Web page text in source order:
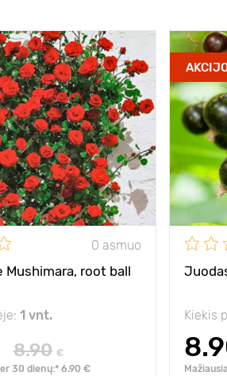
0 asmuo
Mushimara, root ball
1 vnt.
8.90 €
30 dienų:* 6.90 €
Kiekis